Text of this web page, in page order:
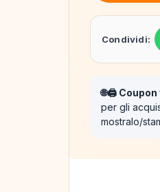
Condividi:
🌐🖨️
per gli
mostralo/